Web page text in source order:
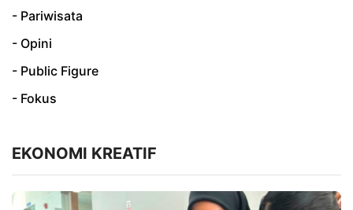
- Pariwisata
- Opini
- Public Figure
- Fokus
EKONOMI KREATIF